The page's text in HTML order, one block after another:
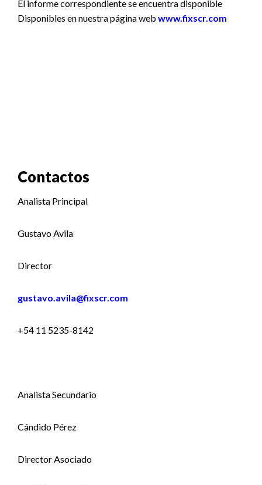
El informe correspondiente se encuentra disponible
Disponibles en nuestra página web www.fixscr.com
Contactos
Analista Principal
Gustavo Avila
Director
gustavo.avila@fixscr.com
+54 11 5235-8142
Analista Secundario
Cándido Pérez
Director Asociado